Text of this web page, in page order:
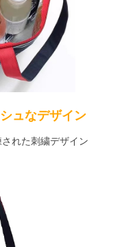
ュなデザイン
れた刺繍デザイン